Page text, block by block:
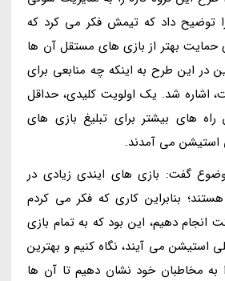
را توضیح داد که تیمش فکر می کرد که
حمایت بهتر از بازی های مستقل آن ها
در این طرح به اینکه چه منابعی برای
اشاره شد. یک اولویت کلیدی، حداقل
راه های بیشتر برای تبلیغ بازی های
استیشن می آمدند.
گفت: بازی های ایندی زیادی در
بنابراین کاری که فکر می کردم
انجام دهیم، این بود که به تمام بازی
استیشن می آیند، نگاه کنیم و بهترین
به مخاطبان خود نشان دهیم تا آن ها